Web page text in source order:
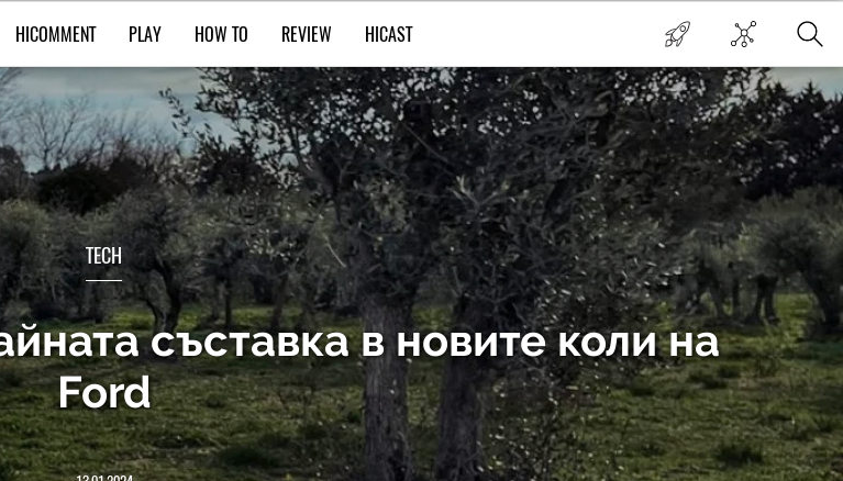
HICOMMENT PLAY HOW TO REVIEW HICAST
TECH
съставка в новите коли на
Ford